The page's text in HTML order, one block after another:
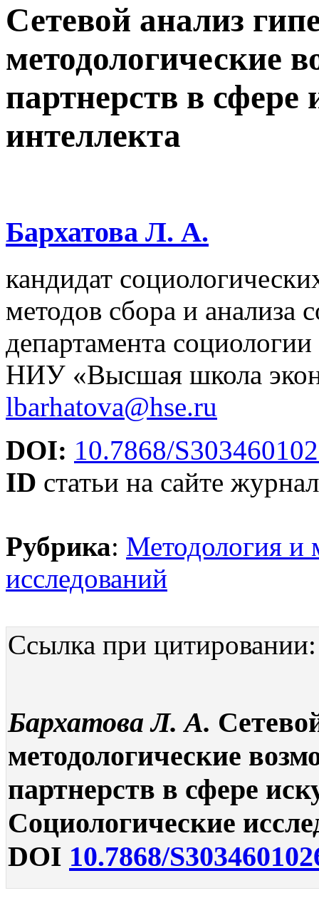
Сетевой анализ
методологические
партнерств в сфере
интеллекта
Бархатова Л. А.
кандидат
методов сбора и анализа
департамента
НИУ «Высшая школа
lbarhatova@hse.ru
DOI: 10.7868/
ID статьи на сайте
Рубрика: Методология и
исследований
Ссылка при цитировании:
Бархатова Л. А.
методологические
партнерств в сфере
Социологические
DOI 10.7868/